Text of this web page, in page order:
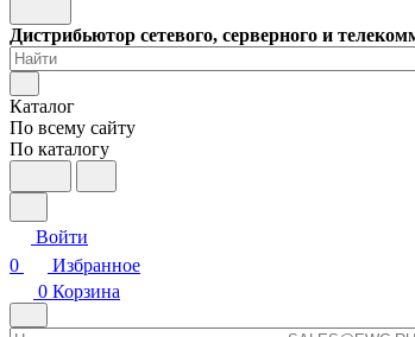
Дистрибьютор сетевого, серверного и
Каталог
По всему сайту
По каталогу
Войти
0
Избранное
0 Корзина